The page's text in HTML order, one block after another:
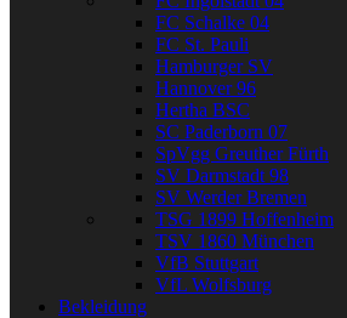
FC Schalke 04
FC St. Pauli
Hamburger SV
Hannover 96
Hertha BSC
SC Paderborn 07
SpVgg Greuther Fürth
SV Darmstadt 98
SV Werder Bremen
TSG 1899 Hoffenheim
TSV 1860 München
VfB Stuttgart
VfL Wolfsburg
Bekleidung